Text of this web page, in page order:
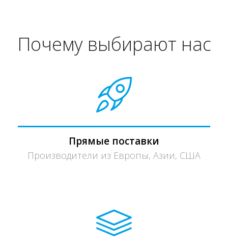
Почему выбирают нас
Прямые поставки
Производители из Европы, Азии, США